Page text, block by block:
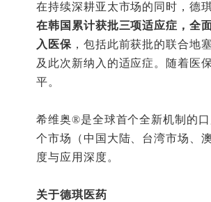
在持续深耕亚太市场的同时，德
在韩国累计获批三项适应症，全
入医保 ，包括此前获批的联合地
及此次新纳入的适应症。随着医
平。
希维奥®是全球首个全新机制的
个市场（中国大陆、台湾市场、
度与应用深度。
关于德琪医药